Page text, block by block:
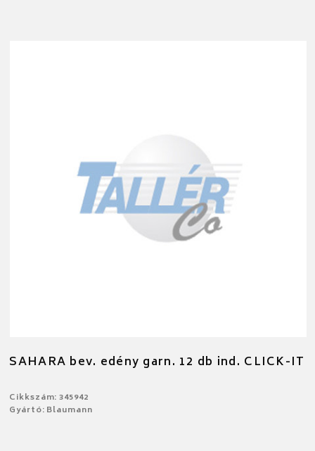
SAHARA bev. edény garn. 12 db ind. CLICK-IT
Cikkszám: 345942
Gyártó: Blaumann